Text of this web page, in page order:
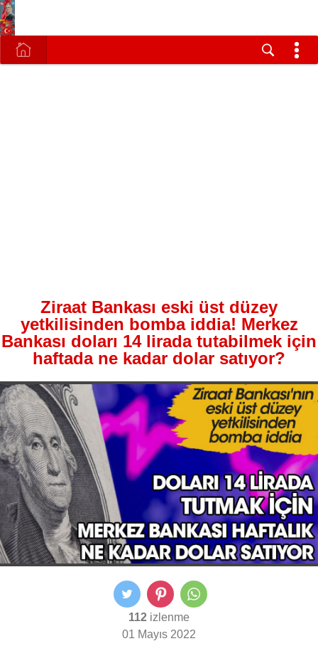
Ziraat Bankası eski üst düzey
yetkilisinden bomba iddia! Merkez
Bankası doları 14 lirada tutabilmek için
haftada ne kadar dolar satıyor?
112 izlenme
01 Mayıs 2022